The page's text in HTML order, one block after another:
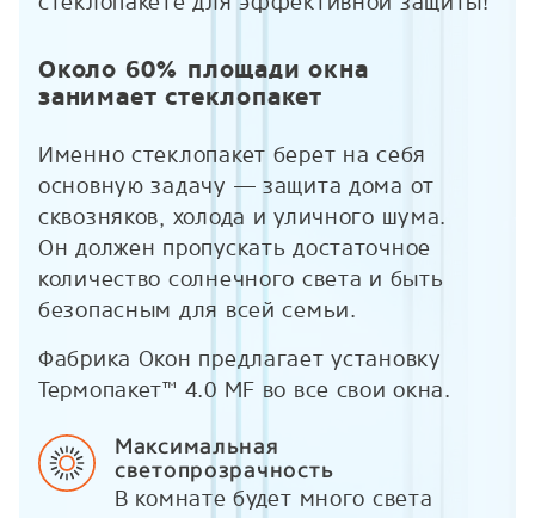
Около 60% площади окна
занимает стеклопакет
Именно стеклопакет берет на себя
основную задачу — защита дома от
сквозняков, холода и уличного шума.
Он должен пропускать достаточное
количество солнечного света и быть
безопасным для всей семьи.
Фабрика Окон предлагает установку
Термопакет™ 4.0 MF во все свои окна.
Максимальная
светопрозрачность
В комнате будет много света